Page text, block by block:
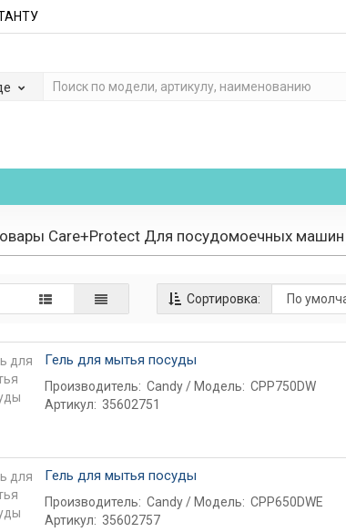
Care+Protect Для посудомоечных машин
Сортировка:
Гель для мытья посуды
Производитель: Candy Модель: CPP750DW
Артикул: 35602751
Гель для мытья посуды
Производитель: Candy Модель: CPP650DWE
Артикул: 35602757